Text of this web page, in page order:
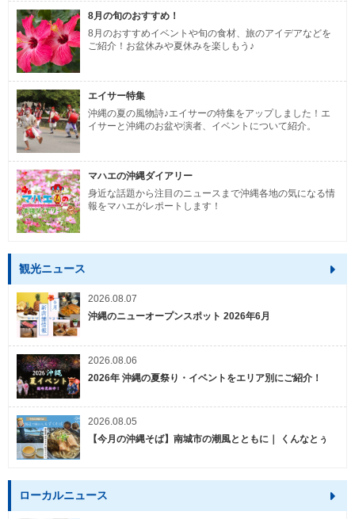
8月の旬のおすすめ！
8月のおすすめイベントや旬の食材、旅のアイデアなどを
ご紹介！お盆休みや夏休みを楽しもう♪
エイサー特集
沖縄の夏の風物詩♪エイサーの特集をアップしました！エ
イサーと沖縄のお盆や演者、イベントについて紹介。
マハエの沖縄ダイアリー
身近な話題から注目のニュースまで沖縄各地の気になる情
報をマハエがレポートします！
観光ニュース
2026.08.07
沖縄のニューオープンスポット 2026年6月
2026.08.06
2026年 沖縄の夏祭り・イベントをエリア別にご紹介！
2026.08.05
【今月の沖縄そば】南城市の潮風とともに｜ くんなとぅ
ローカルニュース